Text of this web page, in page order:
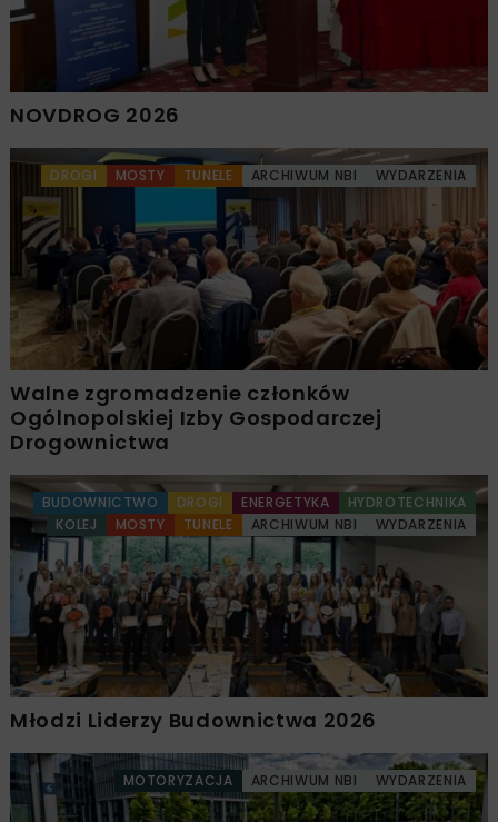
NOVDROG 2026
DROGI MOSTY TUNELE ARCHIWUM NBI WYDARZENIA
Walne zgromadzenie członków
Ogólnopolskiej Izby Gospodarczej
Drogownictwa
BUDOWNICTWO DROGI ENERGETYKA
HYDROTECHNIKA
KOLEJ
MOSTY TUNELE ARCHIWUM NBI WYDARZENIA
Młodzi Liderzy Budownictwa 2026
MOTORYZACJA ARCHIWUM NBI WYDARZENIA